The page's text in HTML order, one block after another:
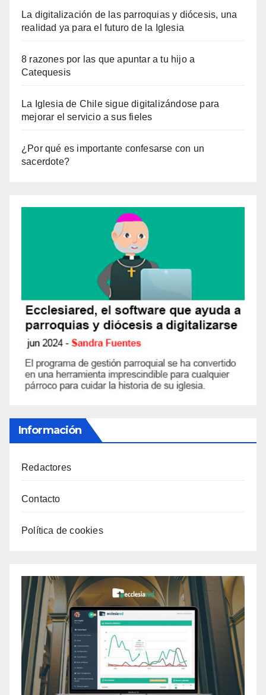
La digitalización de las parroquias y diócesis, una
realidad ya para el futuro de la Iglesia
8 razones por las que apuntar a tu hijo a
Catequesis
La Iglesia de Chile sigue digitalizándose para
mejorar el servicio a sus fieles
¿Por qué es importante confesarse con un
sacerdote?
Información
Redactores
Contacto
Política de cookies